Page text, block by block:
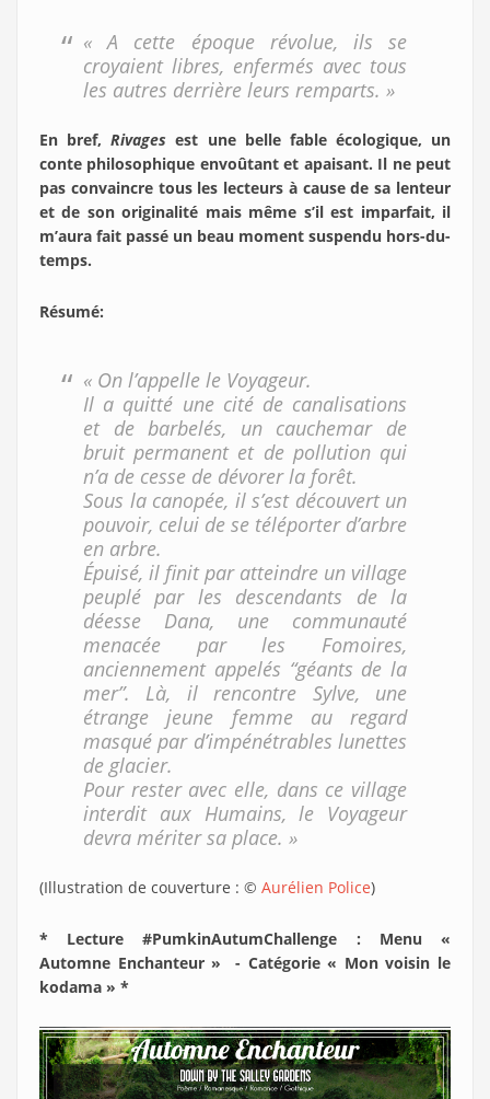
« A cette époque révolue, ils se
croyaient libres, enfermés avec tous
les autres derrière leurs remparts. »
En bref,Rivages est une belle fable écologique, un
conte philosophique envoûtant et apaisant. Il ne peut
pas convaincre tous les lecteurs à cause de sa lenteur
et de son originalité mais même s’il est imparfait, il
m’aura fait passé un beau moment suspendu hors-du-
temps.
Résumé:
« On l’appelle le Voyageur.
Il a quitté une cité de canalisations
et de barbelés, un cauchemar de
bruit permanent et de pollution qui
n’a de cesse de dévorer la forêt.
Sous la canopée, il s’est découvert un
pouvoir, celui de se téléporter d’arbre
en arbre.
Épuisé, il finit par atteindre un village
peuplé par les descendants de la
déesse Dana, une communauté
menacée par les Fomoires,
anciennement appelés “géants de la
mer”. Là, il rencontre Sylve, une
étrange jeune femme au regard
masqué par d’impénétrables lunettes
de glacier.
Pour rester avec elle, dans ce village
interdit aux Humains, le Voyageur
devra mériter sa place. »
(Illustration de couverture : © Aurélien Police)
* Lecture #PumkinAutumChallenge : Menu «
Automne Enchanteur » - Catégorie « Mon voisin le
kodama » *